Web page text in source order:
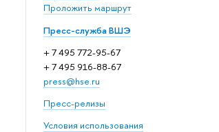
Проложить маршрут
Пресс-служба ВШЭ
+ 7 495 772-95-67
+ 7 495 916-88-67
press@hse.ru
Пресс-релизы
Условия использования